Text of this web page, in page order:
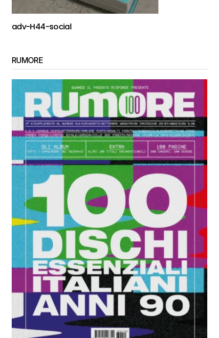
adv-H44-social
RUMORE